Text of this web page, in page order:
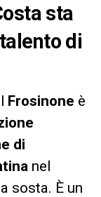
sta
di
Frosinone è
di
nel
sosta. È un